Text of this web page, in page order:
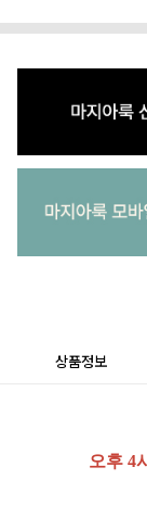
상품정보
오후 4